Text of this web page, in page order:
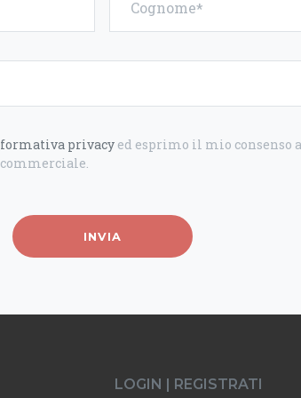
Cognome
privacyed esprimo il mio consenso
INVIA
LOGIN | REGISTRATI